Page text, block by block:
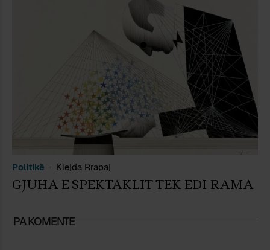
Politikë Klejda Rrapaj
GJUHA E SPEKTAKLIT TEK EDI RAMA
PA KOMENTE